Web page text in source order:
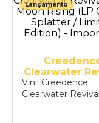
Lançamento
Clearwater
Vinil Creedence
Clearwater